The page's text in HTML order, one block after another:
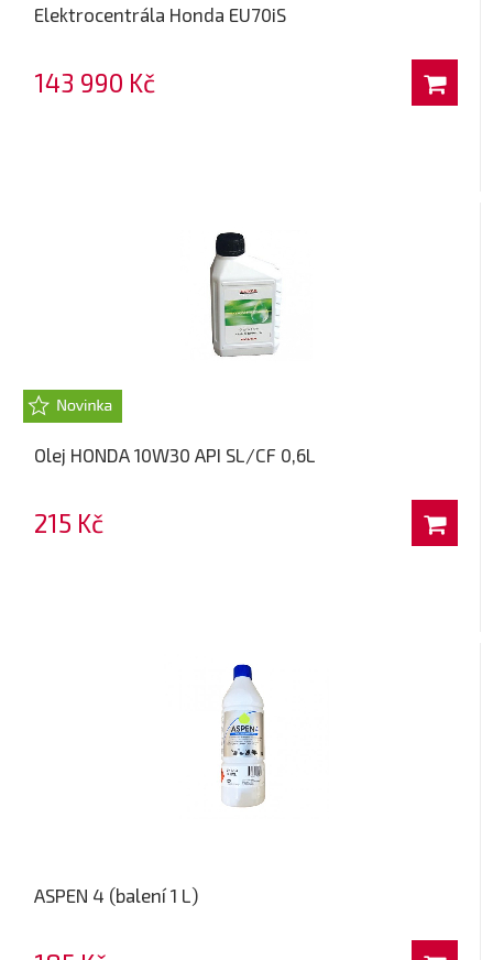
Elektrocentrála Honda EU70iS
143 990 Kč
Olej HONDA 10W30 API SL/CF 0,6L
215 Kč
ASPEN 4 (balení 1 L)